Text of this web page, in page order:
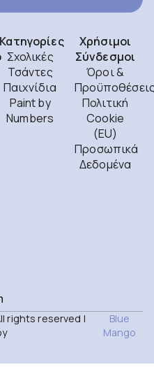
Κατηγορίες
Σχολικές
Τσάντες
Παιχνίδια
Paint by
Numbers
Χρήσιμοι
Σύνδεσμοι
Όροι &
Πολιτική
Cookie
(EU)
Προσωπικά
Δεδομένα
rights reserved |
Blue
Mango